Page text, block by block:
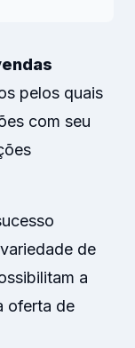
pelos quais
com seu
de
a
oferta de